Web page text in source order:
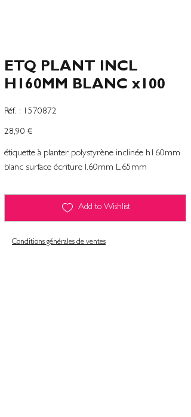
ETQ PLANT INCL
H160MM BLANC x100
Réf. :
SKU
1570872
1570872
Precio
28,90 €
étiquette à planter polystyrène inclinée h160mm
blanc surface écriture l.60mm L.65mm
Add to Wishlist
Conditions générales de ventes